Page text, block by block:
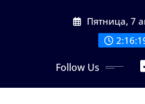
Пятница, 7
Follow Us